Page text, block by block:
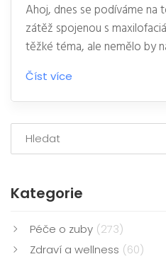
Ahoj, dnes se podíváme na
zátěž spojenou s
těžké téma, ale nemělo by
abychom se o své zdraví
možným způsobem.
jak se s finančními nároky
mi, je to možné zvládnout
ocitli na pokraji finančního
Číst více
Kategorie
Péče o zuby (273)
Zdraví a wellness (60)